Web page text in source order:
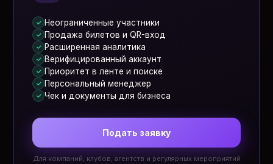
✓ Неограниченные участники
✓ Продажа билетов и QR-вход
✓ Расширенная аналитика
✓ Верифицированный аккаунт
✓ Приоритет в ленте и поиске
✓ Персональный менеджер
✓ Чек и документы для бизнеса
Подать заявку
Для компаний, клубов, агентств и регулярных мероприятий